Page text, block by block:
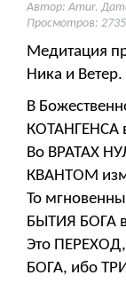
Автор: Amur.
Просмотров: 2735
Медитация
Ника и Ветер.
В
КОТАНГЕНСА
Во ВРАТАХ
КВАНТОМ
То
БЫТИЯ БОГА
Это ПЕРЕХОД,
БОГА, ибо